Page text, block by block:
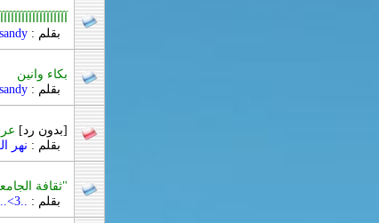
بقلم :sandy.
بكاء وانين
بقلم :sandy.
[بدون رد]
بقلم : نهر
"ثقافة
بقلم : ..3>..